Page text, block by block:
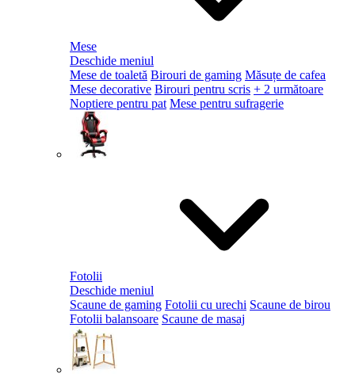
Mese
Deschide meniul
Mese de toaletă Birouri de gaming Măsuțe de cafea
Mese decorative Birouri pentru scris + 2 următoare
Noptiere pentru pat Mese pentru sufragerie
Fotolii
Deschide meniul
Scaune de gaming Fotolii cu urechi Scaune de birou
Fotolii balansoare Scaune de masaj